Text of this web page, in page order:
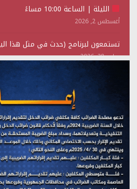
الليلة | الساعة 10:00 مساءً
أغسطس 2, 2026
تستمعون لبرنامج (حدث في مثل هذا
يوليو 28, 2026
(نحن لا نهزم) بث مباشر
تستمعون لبرنامج (هندسة الوهم)
يوليو 28, 2026
مؤتمر صحفي لمركز عين الإنسانية حول
على اليمن
يوليو 27, 2026